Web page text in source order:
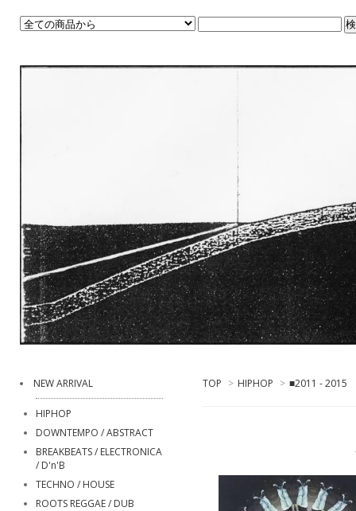
TOP > HIPHOP > ■2011 - 2015
NEW ARRIVAL
HIPHOP
DOWNTEMPO / ABSTRACT
BREAKBEATS / ELECTRONICA
/ D'n'B
TECHNO / HOUSE
ROOTS REGGAE / DUB